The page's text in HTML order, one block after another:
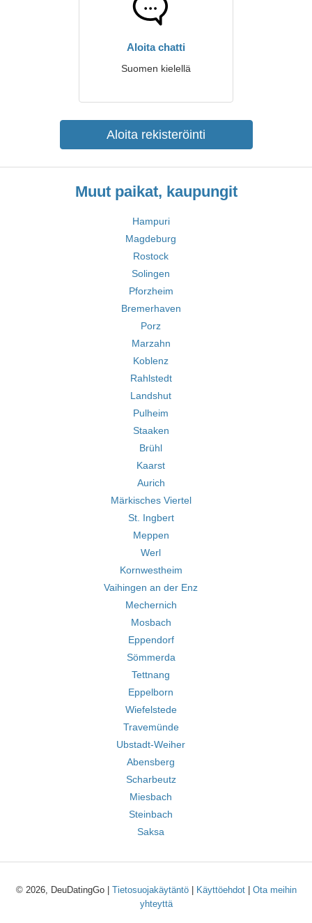
Aloita chatti
Suomen kielellä
Aloita rekisteröinti
Muut paikat, kaupungit
Hampuri
Magdeburg
Rostock
Solingen
Pforzheim
Bremerhaven
Porz
Marzahn
Koblenz
Rahlstedt
Landshut
Pulheim
Staaken
Brühl
Kaarst
Aurich
Märkisches Viertel
St. Ingbert
Meppen
Werl
Kornwestheim
Vaihingen an der Enz
Mechernich
Mosbach
Eppendorf
Sömmerda
Tettnang
Eppelborn
Wiefelstede
Travemünde
Ubstadt-Weiher
Abensberg
Scharbeutz
Miesbach
Steinbach
Saksa
© 2026, DeuDatingGo | Tietosuojakäytäntö| Käyttöehdot| Ota meihin
yhteyttä